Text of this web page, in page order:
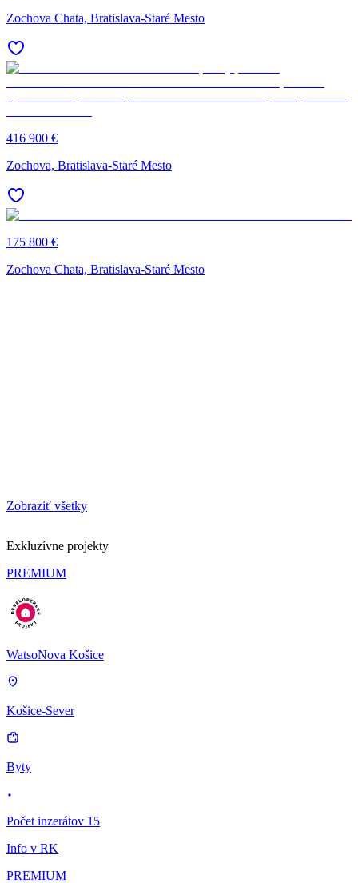
Zochova Chata, Bratislava-Staré Mesto
416 900 €
Zochova, Bratislava-Staré Mesto
175 800 €
Zochova Chata, Bratislava-Staré Mesto
Zobraziť všetky
Exkluzívne projekty
PREMIUM
WatsoNova Košice
Košice-Sever
Byty
Počet inzerátov 15
Info v RK
PREMIUM